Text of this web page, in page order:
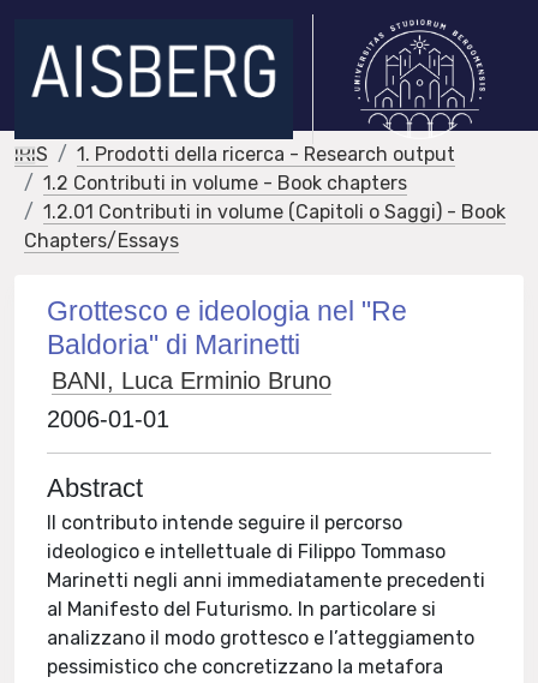
IRIS
1. Prodotti della ricerca - Research output
1.2 Contributi in volume - Book chapters
1.2.01 Contributi in volume (Capitoli o Saggi) - Book
Chapters/Essays
Grottesco e ideologia nel "Re
Baldoria" di Marinetti
BANI, Luca Erminio Bruno
2006-01-01
Abstract
Il contributo intende seguire il percorso
ideologico e intellettuale di Filippo Tommaso
Marinetti negli anni immediatamente precedenti
al Manifesto del Futurismo. In particolare si
analizzano il modo grottesco e l’atteggiamento
pessimistico che concretizzano la metafora